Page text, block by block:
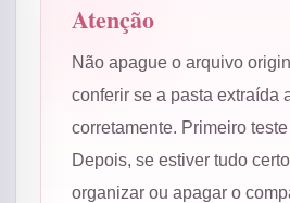
Atenção
Não apague o arquivo
conferir se a pasta extraída
corretamente. Primeiro
Depois, se estiver tudo
organizar ou apagar o